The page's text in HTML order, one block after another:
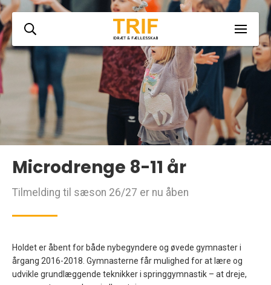
Microdrenge 8-11 år
Tilmelding til sæson 26/27 er nu åben
Holdet er åbent for både nybegyndere og øvede gymnaster i
årgang 2016-2018. Gymnasterne får mulighed for at lære og
udvikle grundlæggende teknikker i springgymnastik – at dreje,